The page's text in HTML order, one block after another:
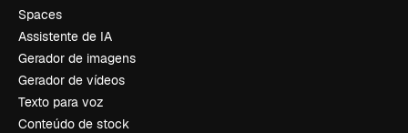
Spaces
Assistente de IA
Gerador de imagens
Gerador de vídeos
Texto para voz
Conteúdo de stock